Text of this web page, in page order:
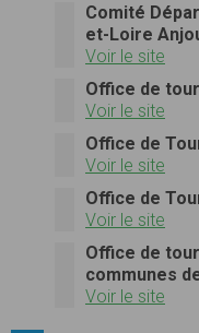
Comité
et-Loire
Voir le site
Office de
Voir le site
Office de
Voir le site
Office de
Voir le site
Office de
communes
Voir le site